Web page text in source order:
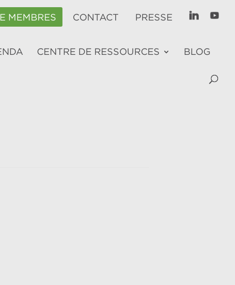
MEMBRES CONTACT PRESSE
CENTRE DE RESSOURCES BLOG